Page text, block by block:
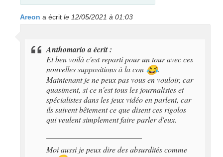
Areon a écrit le 12/05/2021 à 01:03
Anthomario a écrit :
Et ben voilà c'est reparti pour un tour avec ces
nouvelles suppositions à la con 😂.
Maintenant je ne peux pas vous en vouloir, car
quasiment, si ce n'est tous les journalistes et
spécialistes dans les jeux vidéo en parlent, car
ils suivent bêtement ce que disent ces rigolos
qui veulent simplement faire parler d'eux.
Moi aussi je peux dire des absurdités comme